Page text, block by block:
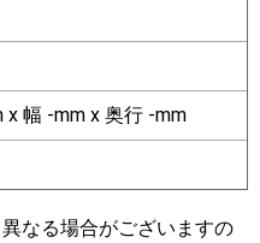
x 幅 -mm x 奥行 -mm
なる場合がございますの